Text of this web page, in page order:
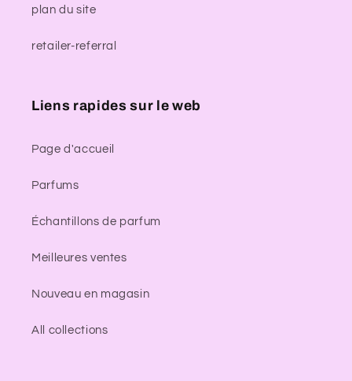
plan du site
retailer-referral
Liens rapides sur le web
Page d'accueil
Parfums
Échantillons de parfum
Meilleures ventes
Nouveau en magasin
All collections